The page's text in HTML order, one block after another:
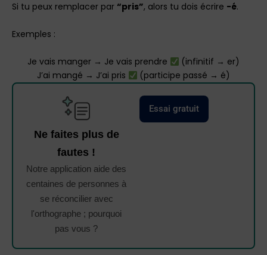
Si tu peux remplacer par “pris”, alors tu dois écrire -é.
Exemples :
Je vais manger → Je vais prendre
(infinitif → er)
J’ai mangé → J’ai pris
(participe passé → é)
Ne faites plus de
fautes !
Notre application aide des
centaines de personnes à
se réconcilier avec
l'orthographe ; pourquoi
pas vous ?
Essai gratuit